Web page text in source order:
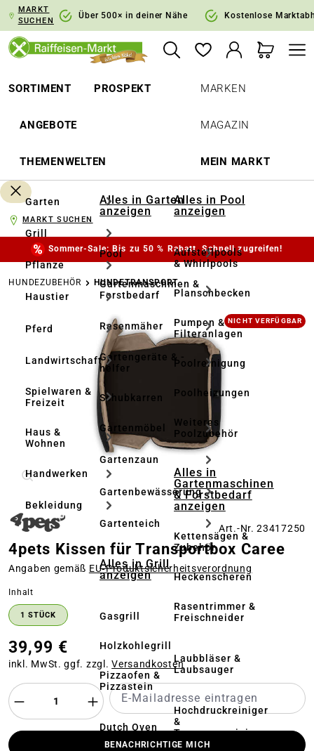
Zur Hauptnavigation springen
MARKT
SUCHEN
Über 500× in deiner Nähe Kostenlose
SORTIMENT PROSPEKT
ANGEBOTE
THEMENWELTEN
MARKEN
MAGAZIN
MEIN MARKT
Garten
Grill
Pflanze
Haustier
Pferd
Landwirtschaft
Spielwaren &
Freizeit
Haus &
Wohnen
Handwerken
Bekleidung
Alles in Garten
anzeigen
Pool
Gartenmaschinen &
Forstbedarf
Rasenmäher
Gartengeräte & -
helfer
Schubkarren
Gartenmöbel
Gartenzaun
Gartenbewässerung
Gartenteich
Alles in Grill
anzeigen
Gasgrill
Holzkohlegrill
Pizzaofen &
Pizzastein
Dutch Oven
Alles in Pool
anzeigen
Aufstellpools
& Whirlpools
Planschbecken
Pumpen &
Filteranlagen
Poolreinigung
Poolheizungen
Weiteres
Poolzubehör
Alles in
Gartenmaschinen
& Forstbedarf
anzeigen
Kettensägen &
Zubehör
Heckenscheren
Rasentrimmer &
Freischneider
Laubbläser &
Laubsauger
Hochdruckreiniger
&
Terrassenreinigung
MARKT SUCHEN
Sommer-Sale: Bis zu 50 % Rabatt. Schnell zugreifen!
HUNDEZUBEHÖR HUNDETRANSPORT
Bildergalerie überspringen NICHT VERFÜGBAR
Art.-Nr. 23417250
4pets Kissen für Transportbox Caree
Angaben gemäß EU‑Produktsicherheitsverordnung
Inhalt
1 STÜCK
39,99 €
inkl. MwSt. ggf. zzgl.Versandkosten
BENACHRICHTIGE MICH